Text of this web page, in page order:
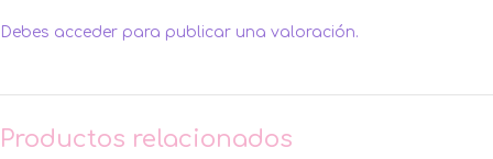
Debes acceder para publicar una valoración.
Productos relacionados